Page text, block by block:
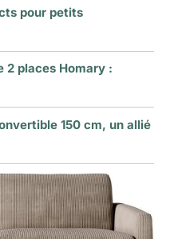
pour petits
2 places Homary :
150 cm, un allié